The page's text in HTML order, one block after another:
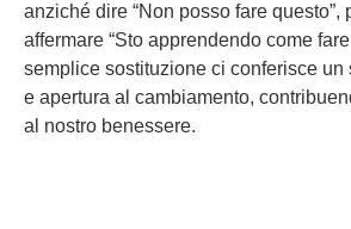
anziché dire “Non posso fare questo”,
affermare “Sto apprendendo come
semplice sostituzione ci conferisce un
e apertura al cambiamento,
al nostro benessere.